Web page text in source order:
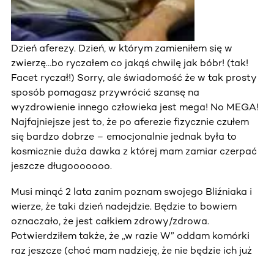
Dzień aferezy. Dzień, w którym zamieniłem się w
zwierzę…bo ryczałem co jakąś chwilę jak bóbr! (tak!
Facet ryczał!) Sorry, ale świadomość że w tak prosty
sposób pomagasz przywrócić szansę na
wyzdrowienie innego człowieka jest mega! No MEGA!
Najfajniejsze jest to, że po aferezie fizycznie czułem
się bardzo dobrze – emocjonalnie jednak była to
kosmicznie duża dawka z której mam zamiar czerpać
jeszcze długooooooo.
Musi minąć 2 lata zanim poznam swojego Bliźniaka i
wierze, że taki dzień nadejdzie. Będzie to bowiem
oznaczało, że jest całkiem zdrowy/zdrowa.
Potwierdziłem także, że „w razie W” oddam komórki
raz jeszcze (choć mam nadzieję, że nie będzie ich już